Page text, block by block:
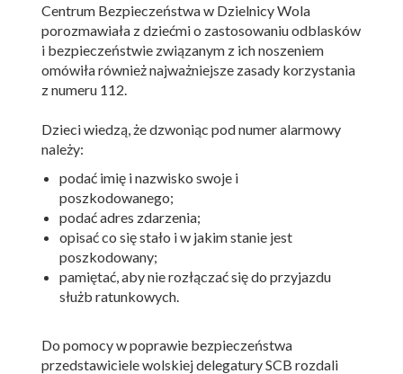
Centrum Bezpieczeństwa w Dzielnicy Wola
porozmawiała z dziećmi o zastosowaniu odblasków
i bezpieczeństwie związanym z ich noszeniem
omówiła również najważniejsze zasady korzystania
z numeru 112.
Dzieci wiedzą, że dzwoniąc pod numer alarmowy
należy:
podać imię i nazwisko swoje i
poszkodowanego;
podać adres zdarzenia;
opisać co się stało i w jakim stanie jest
poszkodowany;
pamiętać, aby nie rozłączać się do przyjazdu
służb ratunkowych.
Do pomocy w poprawie bezpieczeństwa
przedstawiciele wolskiej delegatury SCB rozdali